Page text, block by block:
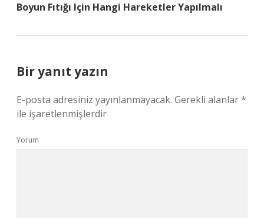
Boyun Fıtığı Için Hangi Hareketler Yapılmalı
Bir yanıt yazın
E-posta adresiniz yayınlanmayacak. Gerekli alanlar*
ile işaretlenmişlerdir
Yorum